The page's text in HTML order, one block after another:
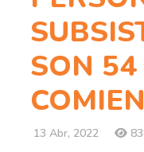
SON
13 Abr, 2022